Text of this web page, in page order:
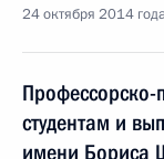
24 октября 2014
Профессорско-
студентам и
имени Бориса